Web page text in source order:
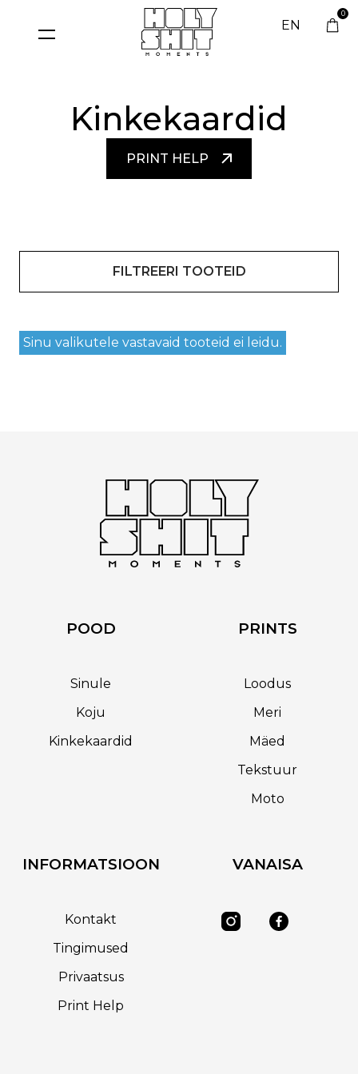
content
EN
0
Kinkekaardid
PRINT HELP
FILTREERI TOOTEID
Sinu valikutele vastavaid tooteid ei leidu.
POOD
Sinule
Koju
Kinkekaardid
PRINTS
Loodus
Meri
Mäed
Tekstuur
Moto
INFORMATSIOON
Kontakt
Tingimused
Privaatsus
Print Help
VANAISA